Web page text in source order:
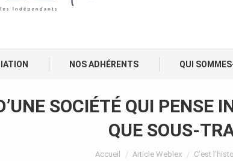
NOS ADHÉRENTS QUI
SOCIÉTÉ QUI
QUE SOUS-
Vous êtes ici :
Accueil Article Weblex C’est